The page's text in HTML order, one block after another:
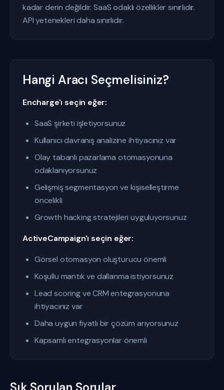
kadar derin değildir. SaaS odaklı özellikler sınırlıdır.
API yetenekleri daha sınırlıdır.
Hangi Aracı Seçmelisiniz?
Encharge'ı seçin eğer:
SaaS şirketi işletiyorsunuz
Kullanıcı davranış analizine ihtiyacınız var
Olay tabanlı pazarlama otomasyonuna
odaklanıyorsunuz
Gelişmiş segmentasyon ve kişiselleştirme
öncelikli
Growth hacking stratejileri uyguluyorsunuz
ActiveCampaign'ı seçin eğer:
Görsel otomasyon oluşturucu önemli
Koşullu mantık ve dallanma istiyorsunuz
Lead scoring ve CRM entegrasyonuna
ihtiyacınız var
Daha uygun fiyatlı bir çözüm arıyorsunuz
Kapsamlı entegrasyonlar önemli